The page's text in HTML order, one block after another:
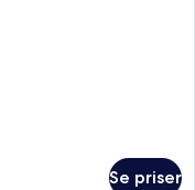
Se priser